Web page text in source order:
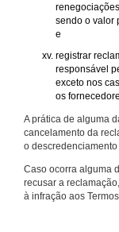
sendo o valor
e
registrar
responsável
exceto nos
os
A prática de alguma
cancelamento da
o
Caso ocorra alguma
recusar a
à infração aos